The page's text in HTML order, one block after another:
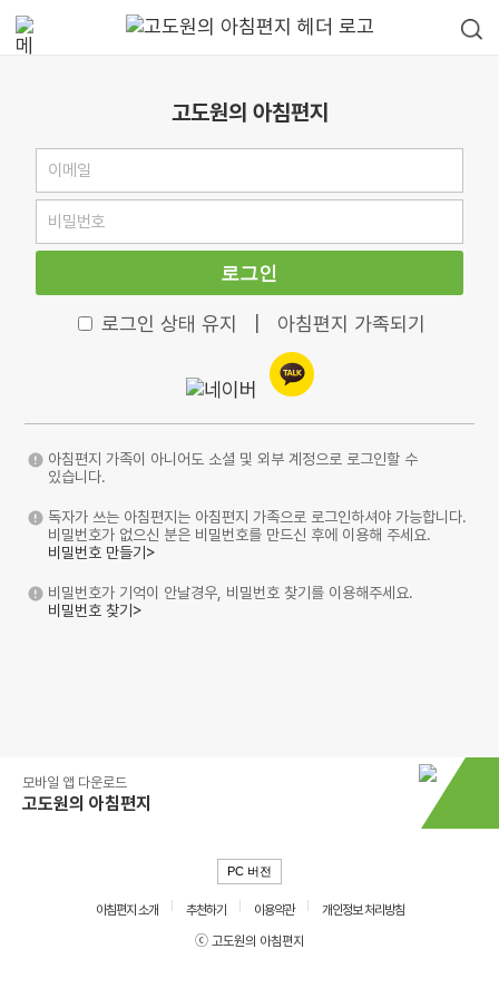
고도원의 아침편지
로그인
로그인 상태 유지 아침편지 가족되기
아침편지 가족이 아니어도 소셜 및 외부 계정으로 로그인할 수
있습니다.
독자가 쓰는 아침편지는 아침편지 가족으로 로그인하셔야 가능합니다.
비밀번호가 없으신 분은 비밀번호를 만드신 후에 이용해 주세요.
비밀번호 만들기>
비밀번호가 기억이 안날경우, 비밀번호 찾기를 이용해주세요.
비밀번호 찾기>
모바일 앱 다운로드
고도원의 아침편지
PC 버전
아침편지 소개 추천하기 이용약관
개인정보 처리방침
ⓒ 고도원의 아침편지